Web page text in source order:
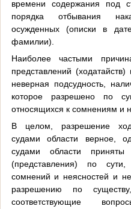
времени содержания под
порядка отбывания
осужденных (описки в
фамилии).
Наиболее частыми
представлений
неверная подсудность,
которое разрешено по
относящихся к сомнениям и
В целом, разрешение
судами области верное,
судами области приняты
(представления) по
сомнений и неясностей и
разрешению по
соответствующие